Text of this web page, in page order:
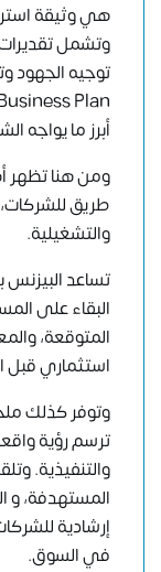
هي وثيقة
وتشمل
توجيه الجهود
أبرز ما يواجه
طريق للشركات،
والتشغيلية.
تساعد
البقاء على
المتوقعة،
استثماري قبل
وتوفر كذلك
ترسم رؤية
والتنفيذية.
المستهدفة، و
إرشادية
في السوق.